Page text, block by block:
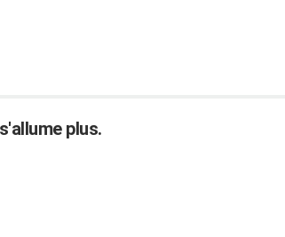
plus.